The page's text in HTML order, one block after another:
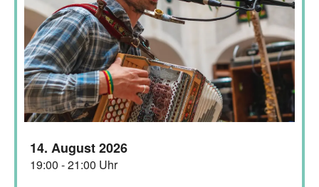
14. August 2026
19:00 - 21:00 Uhr